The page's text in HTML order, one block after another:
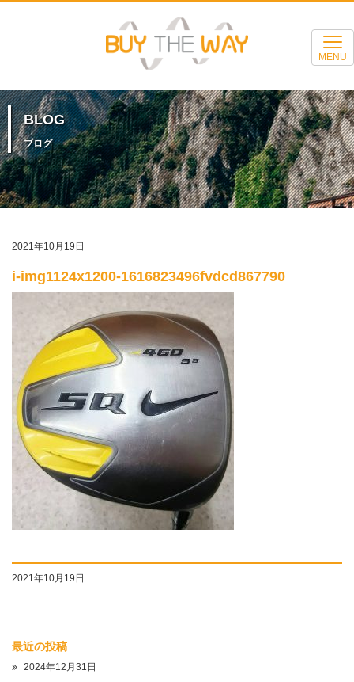
MENU
BLOG
ブログ
2021年10月19日
i-img1124x1200-1616823496fvdcd867790
2021年10月19日
最近の投稿
2024年12月31日